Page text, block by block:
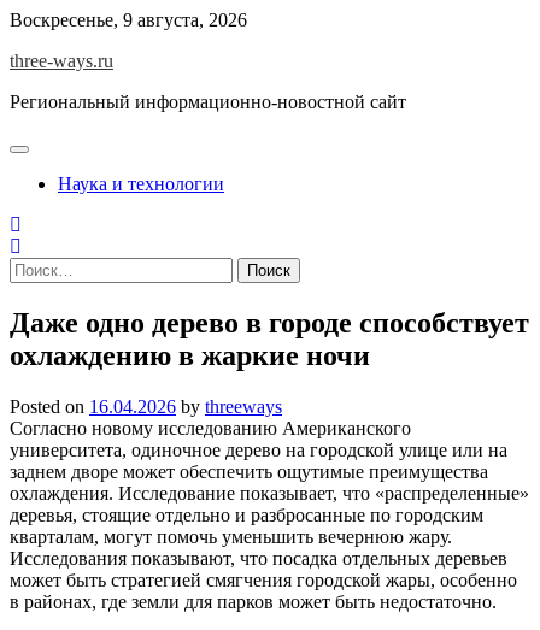
Skip
content
Воскресенье, 9 августа, 2026
three-ways.ru
Региональный информационно-новостной сайт
Наука и технологии
Найти:
Даже одно дерево в городе способствует
охлаждению в жаркие ночи
Posted on 16.04.2026 by threeways
Согласно новому исследованию Американского
университета, одиночное дерево на городской улице или на
заднем дворе может обеспечить ощутимые преимущества
охлаждения. Исследование показывает, что «распределенные»
деревья, стоящие отдельно и разбросанные по городским
кварталам, могут помочь уменьшить вечернюю жару.
Исследования показывают, что посадка отдельных деревьев
может быть стратегией смягчения городской жары, особенно
в районах, где земли для парков может быть недостаточно.